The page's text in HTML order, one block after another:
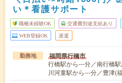
い＊看護サポート
職種未経験OK 交通費別途支給あり
WEB登録OK 派遣
勤務地 福岡県行橋市
行橋駅から---分／南行橋
川河童駅から---分／豊津(